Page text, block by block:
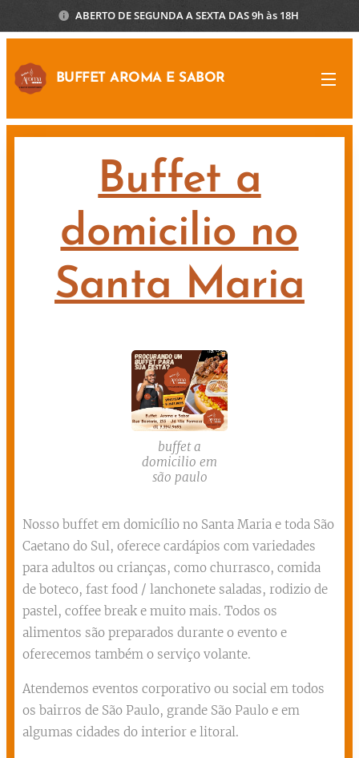
ABERTO DE SEGUNDA A SEXTA DAS 9h às 18H
BUFFET AROMA E SABOR
Buffet a
domicilio no
Santa Maria
buffet a
domicilio em
são paulo
Nosso buffet em domicílio no Santa Maria e toda São
Caetano do Sul, oferece cardápios com variedades
para adultos ou crianças, como churrasco, comida
de boteco, fast food / lanchonete saladas, rodizio de
pastel, coffee break e muito mais. Todos os
alimentos são preparados durante o evento e
oferecemos também o serviço volante.
Atendemos eventos corporativo ou social em todos
os bairros de São Paulo, grande São Paulo e em
algumas cidades do interior e litoral.